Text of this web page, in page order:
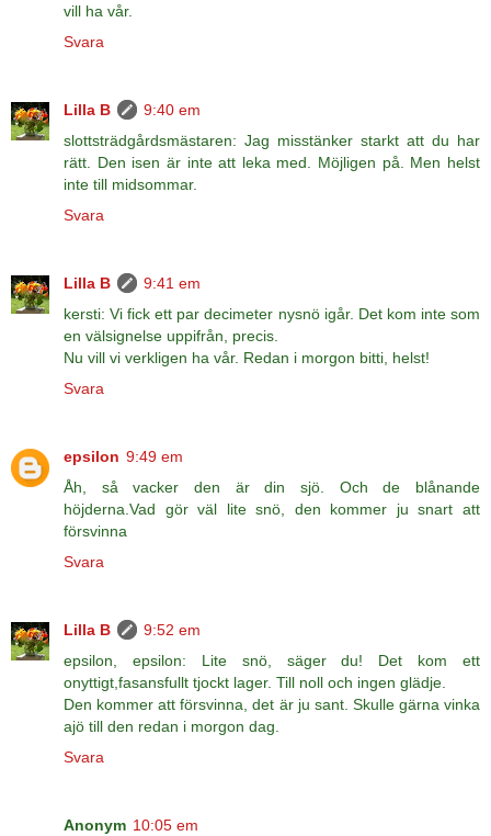
vill ha vår.
Svara
Lilla B
9:40 em
slottsträdgårdsmästaren: Jag misstänker starkt att du har
rätt. Den isen är inte att leka med. Möjligen på. Men helst
inte till midsommar.
Svara
Lilla B
9:41 em
kersti: Vi fick ett par decimeter nysnö igår. Det kom inte som
en välsignelse uppifrån, precis.
Nu vill vi verkligen ha vår. Redan i morgon bitti, helst!
Svara
epsilon 9:49 em
Åh, så vacker den är din sjö. Och de blånande
höjderna.Vad gör väl lite snö, den kommer ju snart att
försvinna
Svara
Lilla B
9:52 em
epsilon, epsilon: Lite snö, säger du! Det kom ett
onyttigt,fasansfullt tjockt lager. Till noll och ingen glädje.
Den kommer att försvinna, det är ju sant. Skulle gärna vinka
ajö till den redan i morgon dag.
Svara
Anonym 10:05 em